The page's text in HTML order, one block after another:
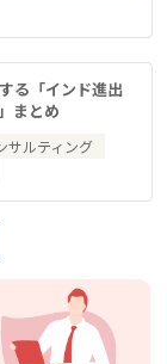
る「インド進出
まとめ
サルティング